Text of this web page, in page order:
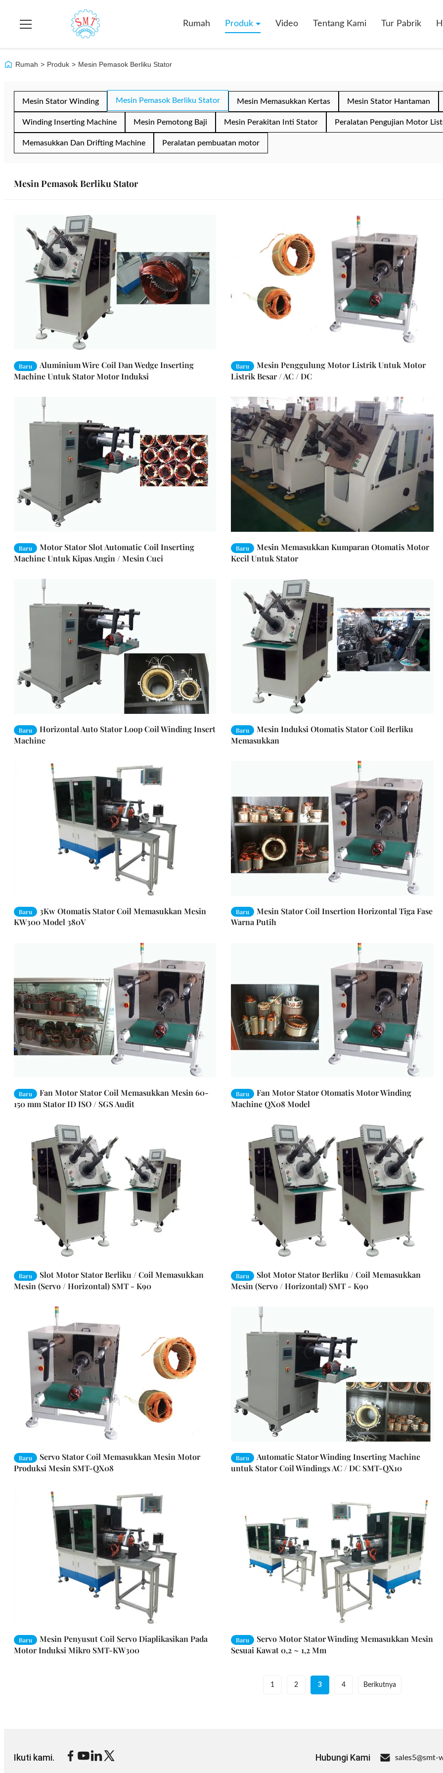
Rumah Produk Video Tentang Kami Tur Pabrik
Rumah > Produk > Mesin Pemasok Berliku Stator
Mesin Stator Winding Mesin Pemasok Berliku Stator Mesin Memasukkan Kertas Mesin Stator Hantaman
Winding Inserting Machine Mesin Pemotong Baji Mesin Perakitan Inti Stator Peralatan Pengujian Motor
Memasukkan Dan Drifting Machine Peralatan pembuatan motor
Mesin Pemasok Berliku Stator
Baru
Aluminium Wire Coil Dan Wedge Inserting
Machine Untuk Stator Motor Induksi
Baru
Mesin Penggulung Motor Listrik Untuk Motor
Listrik Besar / AC / DC
Baru
Motor Stator Slot Automatic Coil Inserting
Machine Untuk Kipas Angin / Mesin Cuci
Baru
Mesin Memasukkan Kumparan Otomatis Motor
Kecil Untuk Stator
Baru
Horizontal Auto Stator Loop Coil Winding Insert
Machine
Baru
Mesin Induksi Otomatis Stator Coil Berliku
Memasukkan
Baru
3Kw Otomatis Stator Coil Memasukkan Mesin
KW300 Model 380V
Baru
Mesin Stator Coil Insertion Horizontal Tiga Fase
Warna Putih
Baru
Fan Motor Stator Coil Memasukkan Mesin 60-
150 mm Stator ID ISO / SGS Audit
Baru
Fan Motor Stator Otomatis Motor Winding
Machine QX08 Model
Baru
Slot Motor Stator Berliku / Coil Memasukkan
Mesin (Servo / Horizontal) SMT - K90
Baru
Slot Motor Stator Berliku / Coil Memasukkan
Mesin (Servo / Horizontal) SMT - K90
Baru
Servo Stator Coil Memasukkan Mesin Motor
Produksi Mesin SMT-QX08
Baru
Automatic Stator Winding Inserting Machine
untuk Stator Coil Windings AC / DC SMT-QX10
Baru
Mesin Penyusut Coil Servo Diaplikasikan Pada
Motor Induksi Mikro SMT-KW300
Baru
Servo Motor Stator Winding Memasukkan Mesin
Sesuai Kawat 0,2 ~ 1,2 Mm
1 2 3 4 Berikutnya
Ikuti kami. Hubungi Kami sales5@smt-